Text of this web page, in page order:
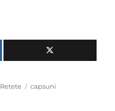
Categories
Retete Tags
capsuni